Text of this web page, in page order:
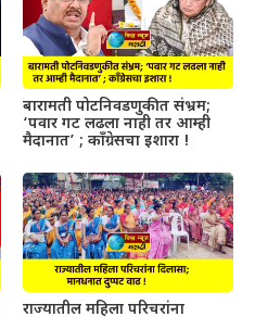
बारामती पोटनिवडणुकीत संभ्रम;
‘पवार गट लढला नाही तर आम्ही
मैदानात’ ; काँग्रेसचा इशारा !
राज्यातील महिला परिचरांना